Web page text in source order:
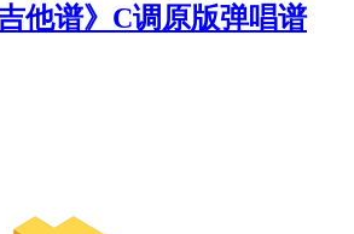
他谱》C调原版弹唱谱